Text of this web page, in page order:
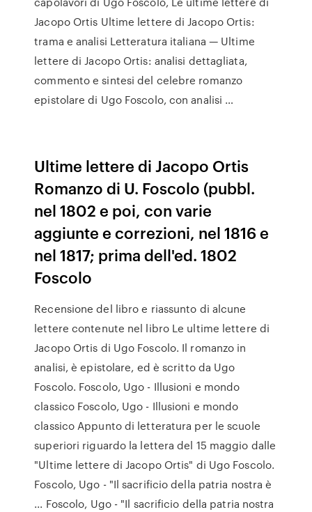
Jacopo Ortis Ultime lettere di Jacopo Ortis:
trama e analisi Letteratura italiana — Ultime
lettere di Jacopo Ortis: analisi dettagliata,
commento e sintesi del celebre romanzo
epistolare di Ugo Foscolo, con analisi …
Ultime lettere di Jacopo Ortis
Romanzo di U. Foscolo (pubbl.
nel 1802 e poi, con varie
aggiunte e correzioni, nel 1816 e
nel 1817; prima dell'ed. 1802
Foscolo
Recensione del libro e riassunto di alcune
lettere contenute nel libro Le ultime lettere di
Jacopo Ortis di Ugo Foscolo. Il romanzo in
analisi, è epistolare, ed è scritto da Ugo
Foscolo. Foscolo, Ugo - Illusioni e mondo
classico Foscolo, Ugo - Illusioni e mondo
classico Appunto di letteratura per le scuole
superiori riguardo la lettera del 15 maggio dalle
"Ultime lettere di Jacopo Ortis" di Ugo Foscolo.
Foscolo, Ugo - "Il sacrificio della patria nostra è
... Foscolo, Ugo - "Il sacrificio della patria nostra